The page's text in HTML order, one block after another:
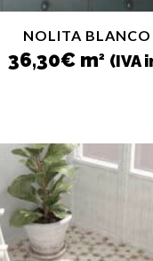
NOLITA BLANCO
El
precio
36,30€El
precio
m2 (IVA